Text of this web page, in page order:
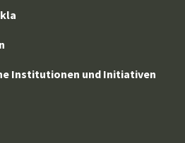
Institutionen und Initiativen